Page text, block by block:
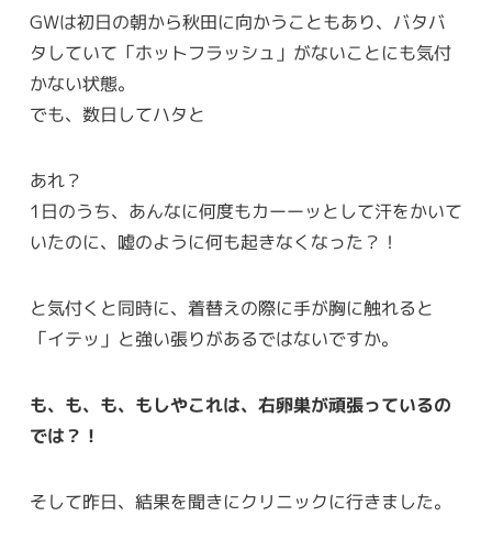
GWは初日の朝から秋田に向かうこともあり、バタバ
タしていて「ホットフラッシュ」がないことにも気付
かない状態。
でも、数日してハタと
あれ？
1日のうち、あんなに何度もカーーッとして汗をかいて
いたのに、嘘のように何も起きなくなった？！
と気付くと同時に、着替えの際に手が胸に触れると
「イテッ」と強い張りがあるではないですか。
も、も、も、もしやこれは、右卵巣が頑張っているの
では？！
そして昨日、結果を聞きにクリニックに行きました。